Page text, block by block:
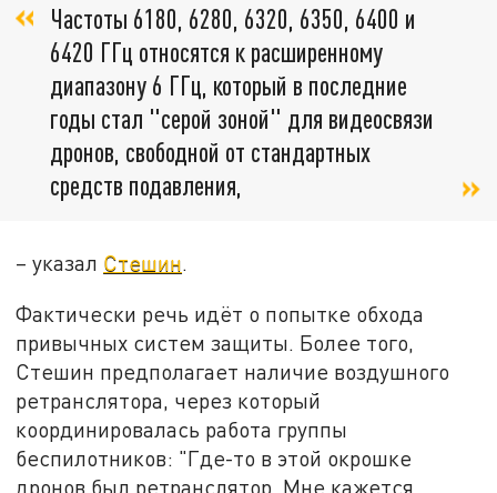
Частоты 6180, 6280, 6320, 6350, 6400 и
6420 ГГц относятся к расширенному
диапазону 6 ГГц, который в последние
годы стал "серой зоной" для видеосвязи
дронов, свободной от стандартных
средств подавления,
– указал Стешин.
Фактически речь идёт о попытке обхода
привычных систем защиты. Более того,
Стешин предполагает наличие воздушного
ретранслятора, через который
координировалась работа группы
беспилотников: "Где-то в этой окрошке
дронов был ретранслятор. Мне кажется,